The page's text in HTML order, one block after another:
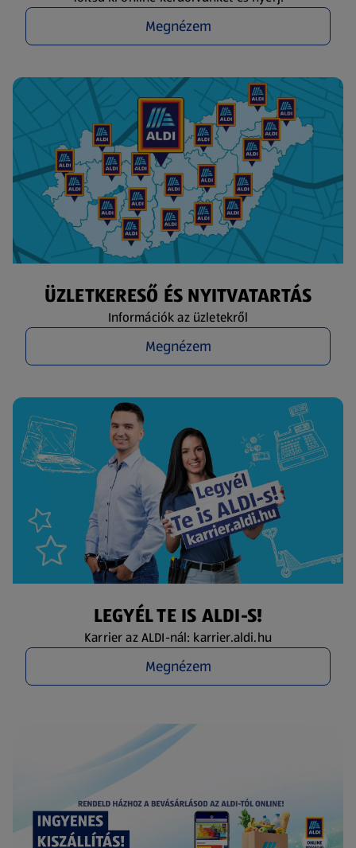
Megnézem
ÜZLETKERESŐ ÉS NYITVATARTÁS
Információk az üzletekről
Megnézem
LEGYÉL TE IS ALDI-S!
Karrier az ALDI-nál: karrier.aldi.hu
Megnézem